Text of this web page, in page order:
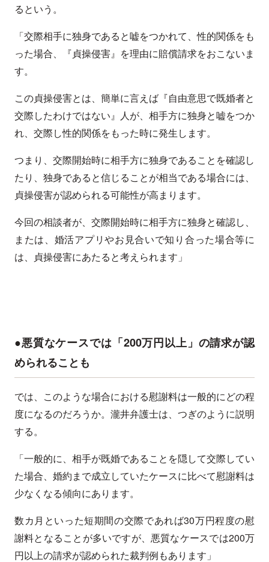
るという。
「交際相手に独身であると嘘をつかれて、性的関係をも
った場合、『貞操侵害』を理由に賠償請求をおこないま
す。
この貞操侵害とは、簡単に言えば『自由意思で既婚者と
交際したわけではない』人が、相手方に独身と嘘をつか
れ、交際し性的関係をもった時に発生します。
つまり、交際開始時に相手方に独身であることを確認し
たり、独身であると信じることが相当である場合には、
貞操侵害が認められる可能性が高まります。
今回の相談者が、交際開始時に相手方に独身と確認し、
または、婚活アプリやお見合いで知り合った場合等に
は、貞操侵害にあたると考えられます」
●悪質なケースでは「200万円以上」の請求が認
められることも
では、このような場合における慰謝料は一般的にどの程
度になるのだろうか。瀧井弁護士は、つぎのように説明
する。
「一般的に、相手が既婚であることを隠して交際してい
た場合、婚約まで成立していたケースに比べて慰謝料は
少なくなる傾向にあります。
数カ月といった短期間の交際であれば30万円程度の慰
謝料となることが多いですが、悪質なケースでは200万
円以上の請求が認められた裁判例もあります」